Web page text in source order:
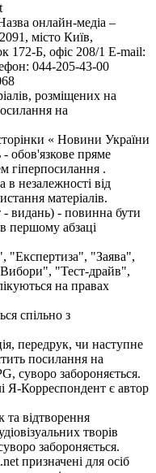
онлайн-медіа –
місто Київ,
Б, офіс 208/1 E-mail:
044-205-43-00
розміщених на
на
« Новини України
- обов'язкове пряме
гіперпосилання .
незалежності від
матеріалів.
- видань) - повинна бути
першому абзаці
"Експертиза", "Заява",
"Тест-драйв",
на правах
спільно з
передрук, чи наступне
посилання на
суворо забороняється.
Я-Корреспондент є автор
та відтворення
творів
забороняється.
призначені для осіб